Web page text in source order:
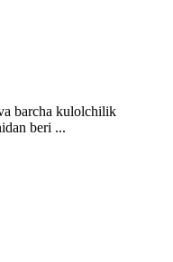
barcha kulolchilik
beri ...